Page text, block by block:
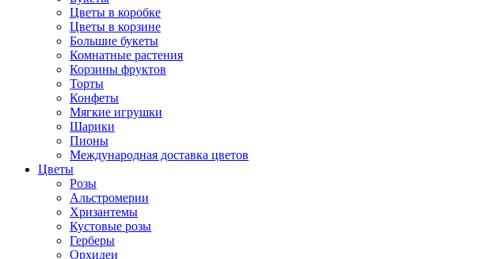
Цветы в коробке
Цветы в корзине
Большие букеты
Комнатные растения
Корзины фруктов
Торты
Конфеты
Мягкие игрушки
Шарики
Пионы
Международная доставка цветов
Цветы
Розы
Альстромерии
Хризантемы
Кустовые розы
Герберы
Орхидеи